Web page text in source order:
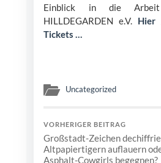
Einblick in die
HILLDEGARDEN e.V. Hier
Tickets …
Uncategorized
VORHERIGER BEITRAG
Großstadt-Zeichen
Altpapiertigern auflauern
Asphalt-Cowgirls begegnen?